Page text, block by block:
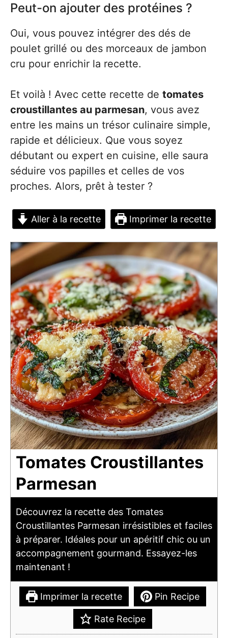
Peut-on ajouter des protéines ?
Oui, vous pouvez intégrer des dés de
poulet grillé ou des morceaux de jambon
cru pour enrichir la recette.
Et voilà ! Avec cette recette de tomates
croustillantes au parmesan, vous avez
entre les mains un trésor culinaire simple,
rapide et délicieux. Que vous soyez
débutant ou expert en cuisine, elle saura
séduire vos papilles et celles de vos
proches. Alors, prêt à tester ?
Aller à la recette Imprimer la recette
Tomates Croustillantes
Parmesan
Découvrez la recette des Tomates
Croustillantes Parmesan irrésistibles et faciles
à préparer. Idéales pour un apéritif chic ou un
accompagnement gourmand. Essayez-les
maintenant !
Imprimer la recette Pin Recipe
Rate Recipe